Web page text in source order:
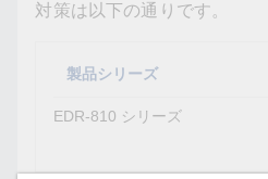
対策は以下の通りです。
製品シリーズ
EDR-810 シリーズ